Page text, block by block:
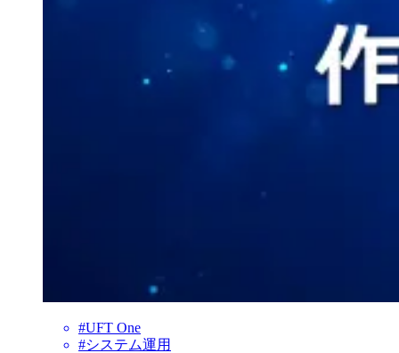
#UFT One
#システム運用